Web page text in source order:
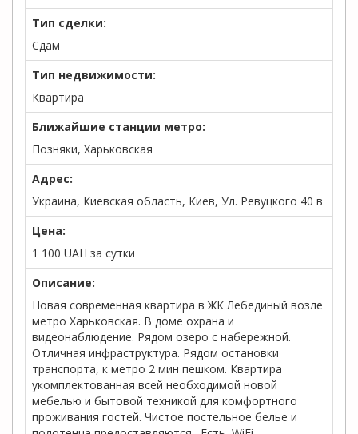
Тип сделки:
Сдам
Тип недвижимости:
Квартира
Ближайшие станции метро:
Позняки, Харьковская
Адрес:
Украина, Киевская область, Киев, Ул. Ревуцкого 40 в
Цена:
1 100 UAH за сутки
Описание:
Новая современная квартира в ЖК Лебединый возле
метро Харьковская. В доме охрана и
видеонаблюдение. Рядом озеро с набережной.
Отличная инфраструктура. Рядом остановки
транспорта, к метро 2 мин пешком. Квартира
укомплектованная всей необходимой новой
мебелью и бытовой техникой для комфортного
проживания гостей. Чистое постельное белье и